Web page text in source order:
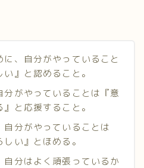
に、自分がやっていること
い』と認めること。
分がやっていることは『意
』と応援すること。
自分がやっていることは
しい』とほめる。
自分はよく頑張っているか